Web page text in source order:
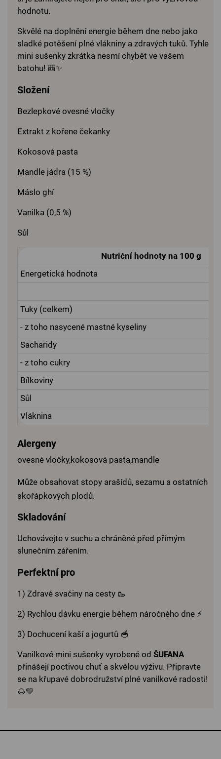
hodnotu.
Skvělé na doplnění energie během dne nebo jako
sladké potěšení plné vlákniny a zdravých tuků. Tyhle
mini sušenky zkrátka nesmí chybět ve vašem
batohu! 🎒✨
Složení
Bezlepkové ovesné vločky
Extrakt z kořene čekanky
Kokosová pasta
Mandle jádra (15 %)
Máslo ghí
Vanilka (0,5 %)
Sůl
Nutriční hodnoty na 100 g
Energetická hodnota
Tuky (celkem)
- z toho nasycené mastné kyseliny
Sacharidy
- z toho cukry
Bílkoviny
Sůl
Vláknina
Alergeny
ovesné vločky,kokosová pasta,mandle
Může obsahovat stopy arašídů, sezamu a ostatních
skořápkových plodů.
Skladování
Uchovávejte v suchu a chráněné před přímým
slunečním zářením.
Perfektní pro
1) Zdravé svačiny na cesty 🥾
2) Rychlou dávku energie během náročného dne ⚡
3) Dochucení kaší a jogurtů 🥣
Vanilkové mini sušenky vyrobené od ŠUFANA
přinášejí poctivou chuť a skvělou výživu. Připravte
se na křupavé dobrodružství plné vanilkové radosti!
🌰💛